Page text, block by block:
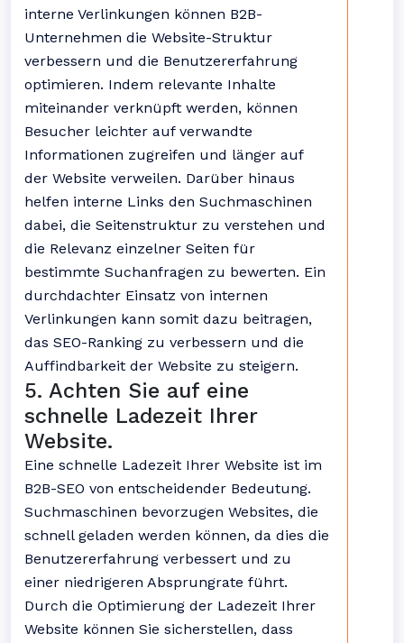
interne Verlinkungen können B2B-
Unternehmen die Website-Struktur
verbessern und die Benutzererfahrung
optimieren. Indem relevante Inhalte
miteinander verknüpft werden, können
Besucher leichter auf verwandte
Informationen zugreifen und länger auf
der Website verweilen. Darüber hinaus
helfen interne Links den Suchmaschinen
dabei, die Seitenstruktur zu verstehen und
die Relevanz einzelner Seiten für
bestimmte Suchanfragen zu bewerten. Ein
durchdachter Einsatz von internen
Verlinkungen kann somit dazu beitragen,
das SEO-Ranking zu verbessern und die
Auffindbarkeit der Website zu steigern.
5. Achten Sie auf eine
schnelle Ladezeit Ihrer
Website.
Eine schnelle Ladezeit Ihrer Website ist im
B2B-SEO von entscheidender Bedeutung.
Suchmaschinen bevorzugen Websites, die
schnell geladen werden können, da dies die
Benutzererfahrung verbessert und zu
einer niedrigeren Absprungrate führt.
Durch die Optimierung der Ladezeit Ihrer
Website können Sie sicherstellen, dass